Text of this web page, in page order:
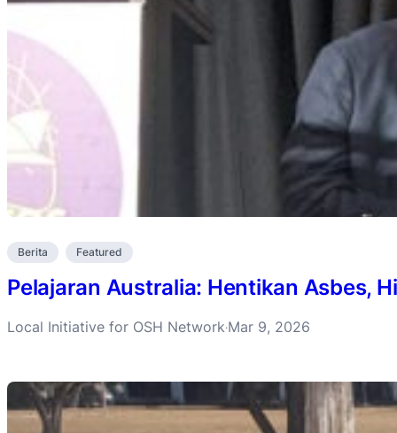
Berita Featured
Pelajaran Australia: Hentikan Asbes,
Local Initiative for OSH Network·Mar 9, 2026